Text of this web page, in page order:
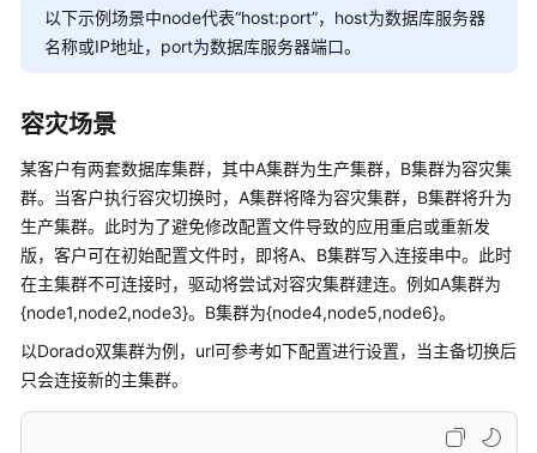
公
告
品
绍
计
费
说
明
快
速
入
以下示例场景中node代表“host:port”，host为数据库服务器
名称或IP地址，port为数据库服务器端口。
容灾场景
某客户有两套数据库集群，其中A集群为生产集群，B集群为容灾集
群。当客户执行容灾切换时，A集群将降为容灾集群，B集群将升为
生产集群。此时为了避免修改配置文件导致的应用重启或重新发
版，客户可在初始配置文件时，即将A、B集群写入连接串中。此时
在主集群不可连接时，驱动将尝试对容灾集群建连。例如A集群为
{node1,node2,node3}。B集群为{node4,node5,node6}。
以Dorado双集群为例，url可参考如下配置进行设置，当主备切换后
只会连接新的主集群。